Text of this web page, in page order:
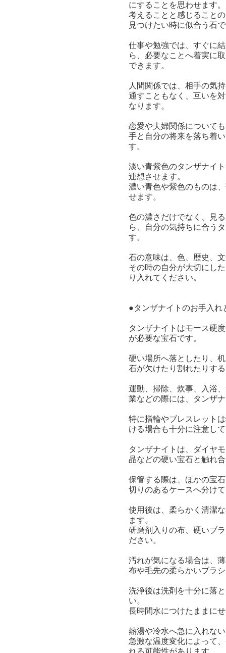
にすることを思わせます。
考えることと感じること
見つけたい時に似合う石
仕事や勉強では、すぐに
ら、必要なことへ着実に
できます。
人間関係では、相手の気
通すこともなく、互いを
なります。
恋愛や夫婦関係について
手と自分の将来を落ち着
す。
淡い青紫色のタンザナイ
連想させます。
濃い青色や紫色のものは
せます。
色の濃さだけでなく、見
ら、自分の気持ちに合う
す。
石の意味は、色、歴史、
その時の自分が大切にし
り入れてください。
●タンザナイトのお手入れ
タンザナイトはモース硬
が必要な宝石です。
硬い場所へ落としたり、
石が欠けたり割れたりす
運動、掃除、炊事、入浴
業などの際には、タンザ
特に指輪やブレスレット
ける場合も十分に注意し
タンザナイトは、ダイヤ
晶などの硬い宝石と触れ
保管する際は、ほかの宝
切りのあるケースへ分け
使用後は、柔らかく清潔
ます。
研磨剤入りの布、硬いブ
ださい。
汚れが気になる場合は、
布や毛先の柔らかいブラ
洗浄後は洗剤を十分に落
い。
長時間水につけたままに
熱湯や冷水へ急に入れな
急激な温度変化によって
れる可能性があります。